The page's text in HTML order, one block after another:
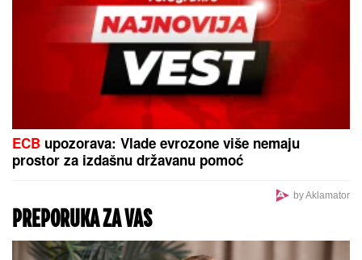
DRAGAN STANKOVIĆ DAO OGROMAN NOVAC ZA
GALA PROSLAVUEvo koja cifra je u pitanju - sve
prštalo od luksuza